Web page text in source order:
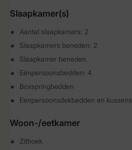
Slaapkamer(s)
Aantal slaapkamers: 2
Slaapkamers beneden: 2
Slaapkamer beneden
Eénpersoonsbedden: 4
Boxspringbedden
Eenpersoonsdekbedden en kussens
Woon-/eetkamer
Zithoek